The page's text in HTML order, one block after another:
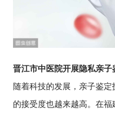
晋江市中医院开展隐私亲子
随着科技的发展，亲子鉴
的接受度也越来越高。在